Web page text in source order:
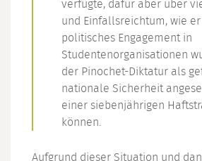
verfügte, dafür aber über
und Einfallsreichtum, wie
politisches Engagement in
Studentenorganisationen
der Pinochet-Diktatur als
nationale Sicherheit
einer siebenjährigen
können.
Aufgrund dieser Situation und